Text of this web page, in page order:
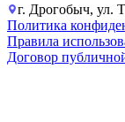
г. Дрогобыч, ул.
Политика
Правила
Договор